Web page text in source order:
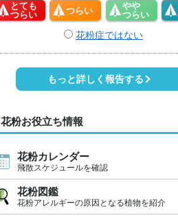
とても
つらい
つらい
やや
つらい
花粉症ではない
もっと詳しく報告する
花粉お役立ち情報
花粉カレンダー
飛散スケジュールを確認
花粉図鑑
花粉アレルギーの原因となる植物を紹介